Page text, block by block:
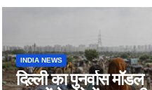
INDIA NEWS
दिल्ली का पुनर्वास मॉडल